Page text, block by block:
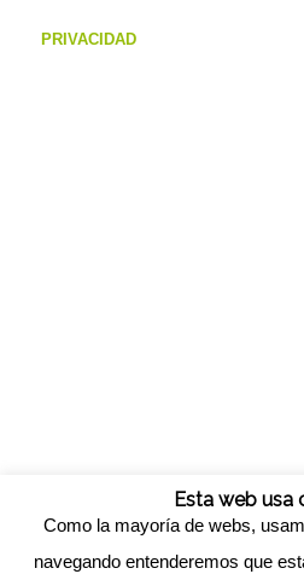
PRIVACIDAD
Esta web usa
Como la mayoría de webs,
navegando entenderemos que